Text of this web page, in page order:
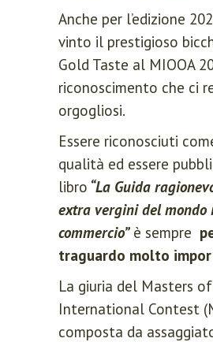
Anche per l’edizione
vinto il prestigioso
Gold Taste al MIOOA
riconoscimento che ci
orgogliosi.
Essere riconosciuti
qualità ed essere
libro “La Guida
extra vergini del mondo
commercio”è sempre
traguardo molto
La giuria del Masters
International Contest
composta da